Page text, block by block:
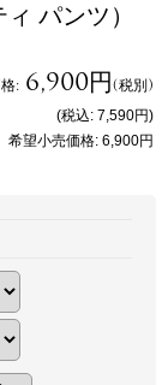
パンツ）
: 6,900円(税別)
(税込: 7,590円)
希望小売価格: 6,900円